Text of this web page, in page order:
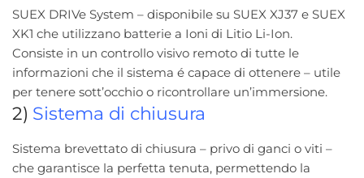
SUEX DRIVe System – disponibile su SUEX XJ37 e SUEX
XK1 che utilizzano batterie a Ioni di Litio Li-Ion.
Consiste in un controllo visivo remoto di tutte le
informazioni che il sistema é capace di ottenere – utile
per tenere sott’occhio o ricontrollare un’immersione.
2) Sistema di chiusura
Sistema brevettato di chiusura – privo di ganci o viti –
che garantisce la perfetta tenuta, permettendo la